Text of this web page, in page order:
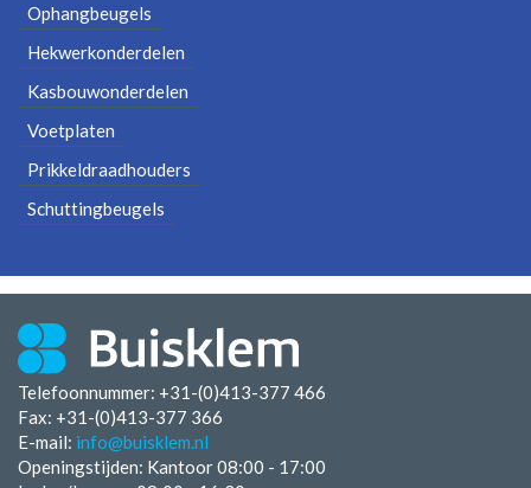
Ophangbeugels
Hekwerkonderdelen
Kasbouwonderdelen
Voetplaten
Prikkeldraadhouders
Schuttingbeugels
Telefoonnummer: +31-(0)413-377 466
Fax: +31-(0)413-377 366
E-mail: info@buisklem.nl
Openingstijden: Kantoor 08:00 - 17:00